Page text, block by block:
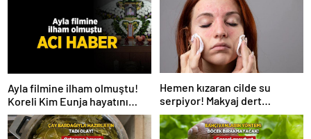
Ayla filmine ilham olmuştu!
Koreli Kim Eunja hayatını
kaybetti
Hemen kızaran cilde su
serpiyor! Makyaj dert
olmayacak, 2 ürün yetiyor